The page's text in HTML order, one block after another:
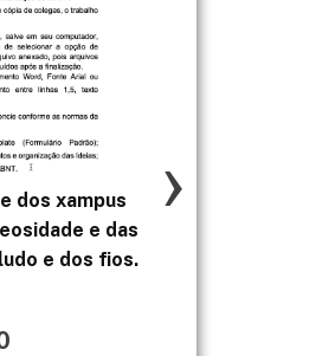
dos xampus
e das
e dos fios.
›